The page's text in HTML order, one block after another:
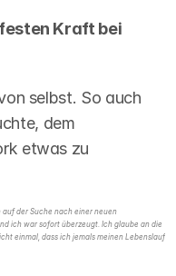
Kraft bei
selbst. So auch
dem
etwas zu
der Suche nach einer neuen
ich war sofort überzeugt. Ich glaube an die
einmal, dass ich jemals meinen Lebenslauf